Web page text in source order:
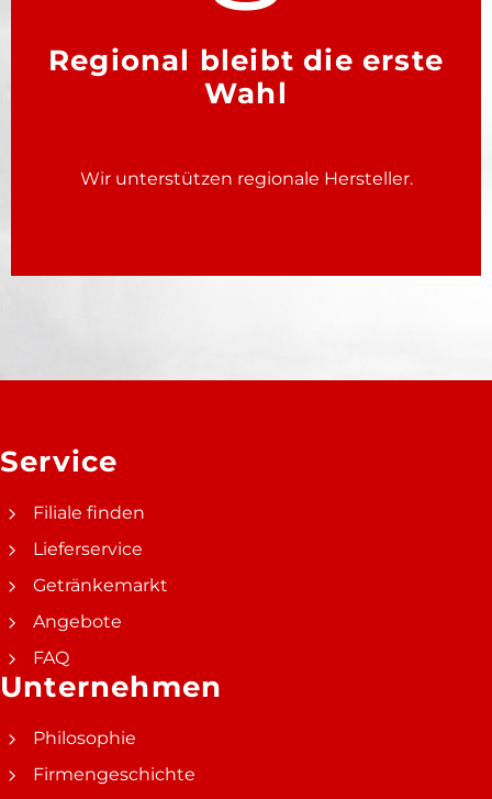
Regional bleibt die erste
Wahl
Wir unterstützen regionale Hersteller.
Service
Filiale finden
Lieferservice
Getränkemarkt
Angebote
FAQ
Unternehmen
Philosophie
Firmengeschichte